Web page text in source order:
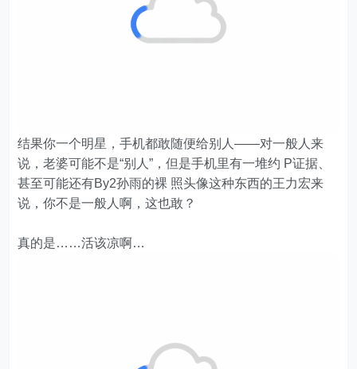
结果你一个明星，手机都敢随便给别人——对一般人来
说，老婆可能不是“别人”，但是手机里有一堆约 P证据、
甚至可能还有By2孙雨的裸 照头像这种东西的王力宏来
说，你不是一般人啊，这也敢？
真的是……活该凉啊…